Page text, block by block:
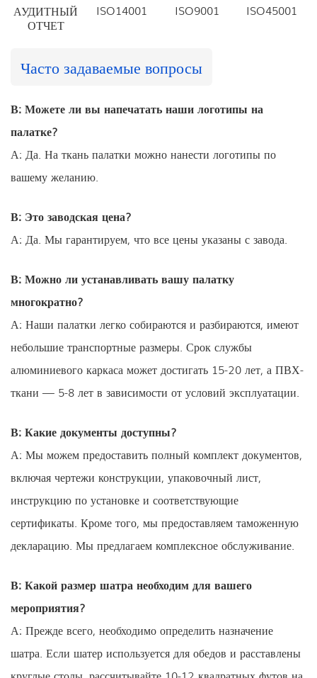
АУДИТНЫЙ
ОТЧЕТ
ISO14001 ISO9001 ISO45001
Часто задаваемые вопросы
В: Можете ли вы напечатать наши логотипы на
палатке?
А: Да. На ткань палатки можно нанести логотипы по
вашему желанию.
В: Это заводская цена?
А: Да. Мы гарантируем, что все цены указаны с завода.
В: Можно ли устанавливать вашу палатку
многократно?
А: Наши палатки легко собираются и разбираются, имеют
небольшие транспортные размеры. Срок службы
алюминиевого каркаса может достигать 15-20 лет, а ПВХ-
ткани — 5-8 лет в зависимости от условий эксплуатации.
В: Какие документы доступны?
А: Мы можем предоставить полный комплект документов,
включая чертежи конструкции, упаковочный лист,
инструкцию по установке и соответствующие
сертификаты. Кроме того, мы предоставляем таможенную
декларацию. Мы предлагаем комплексное обслуживание.
В: Какой размер шатра необходим для вашего
мероприятия?
А: Прежде всего, необходимо определить назначение
шатра. Если шатер используется для обедов и расставлены